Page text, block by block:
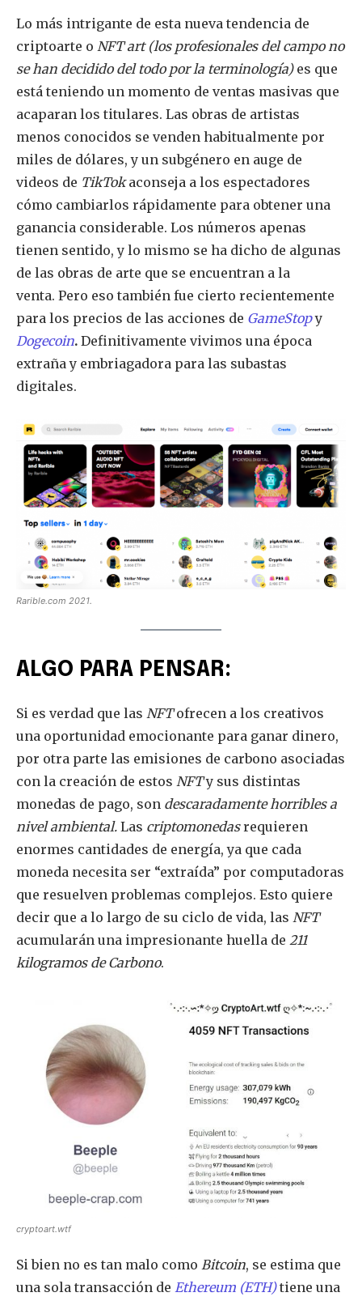
Lo más intrigante de esta nueva tendencia de
criptoarte o NFT art (los profesionales del campo no
se han decidido del todo por la terminología) es que
está teniendo un momento de ventas masivas que
acaparan los titulares. Las obras de artistas
menos conocidos se venden habitualmente por
miles de dólares, y un subgénero en auge de
videos de TikTokaconseja a los espectadores
cómo cambiarlos rápidamente para obtener una
ganancia considerable. Los números apenas
tienen sentido, y lo mismo se ha dicho de algunas
de las obras de arte que se encuentran a la
venta. Pero eso también fue cierto recientemente
para los precios de las acciones de GameStopy
Dogecoin. Definitivamente vivimos una época
extraña y embriagadora para las subastas
digitales.
Rarible.com 2021.
ALGO PARA PENSAR:
Si es verdad que las NFT ofrecen a los creativos
una oportunidad emocionante para ganar dinero,
por otra parte las emisiones de carbono asociadas
con la creación de estos NFTy sus distintas
monedas de pago, son descaradamente horribles a
nivel ambiental. Las criptomonedasrequieren
enormes cantidades de energía, ya que cada
moneda necesita ser “extraída” por computadoras
que resuelven problemas complejos. Esto quiere
decir que a lo largo de su ciclo de vida, las NFT
acumularán una impresionante huella de 211
kilogramos de Carbono.
cryptoart.wtf
Si bien no es tan malo como Bitcoin, se estima que
una sola transacción de Ethereum (ETH)tiene una